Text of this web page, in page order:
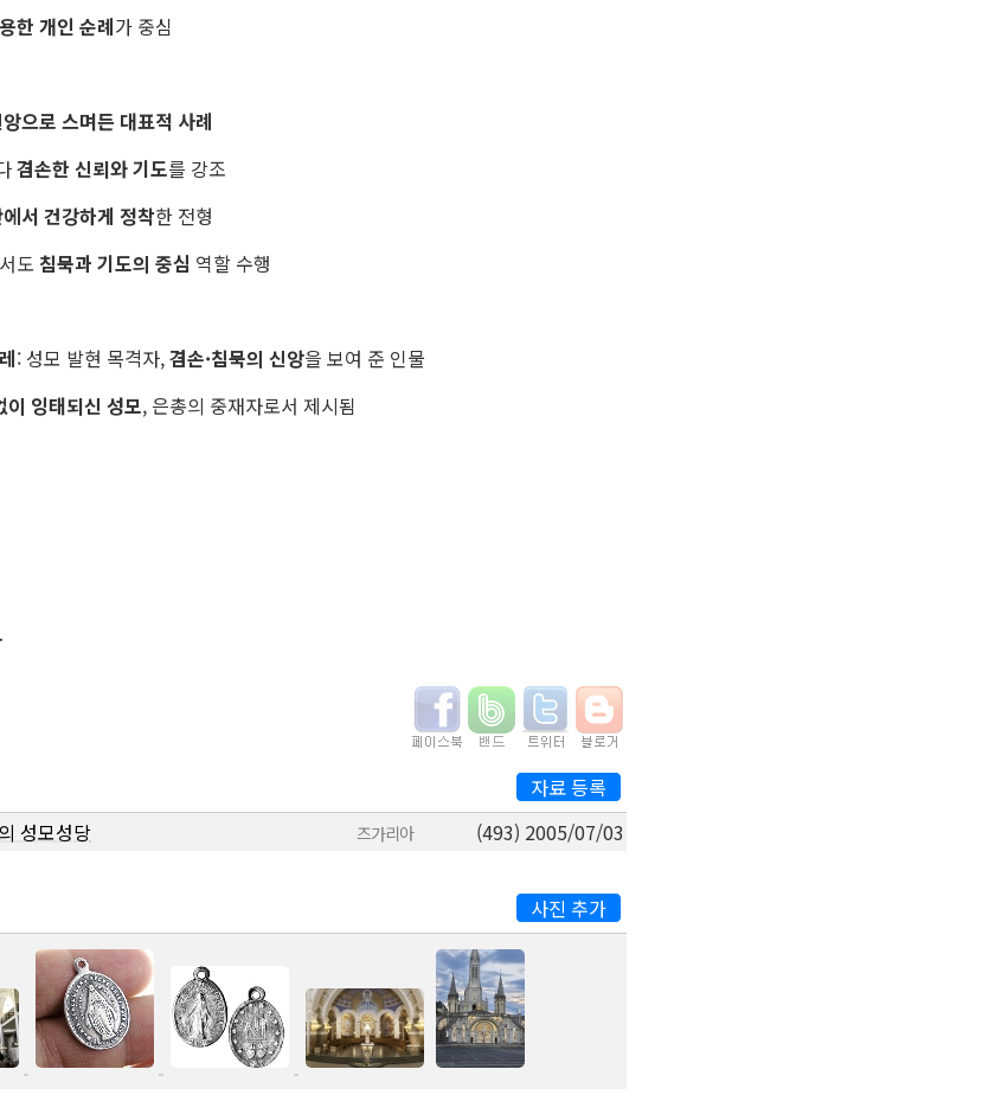
한 개인 순례가 중심
으로 스며든 대표적 사례
겸손한 신뢰와 기도를 강조
서 건강하게 정착한 전형
도 침묵과 기도의 중심 역할 수행
: 성모 발현 목격자,겸손·침묵의 신앙을 보여 준 인물
이 잉태되신 성모, 은총의 중재자로서 제시됨
자료 등록
성모성당 즈가리아 (493) 2005/07/03
사진 추가